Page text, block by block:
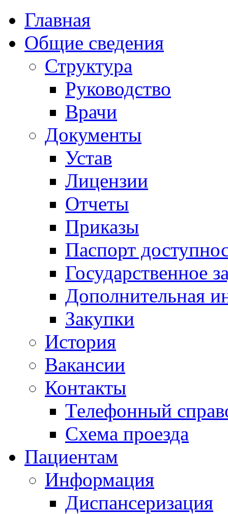
Главная
Общие сведения
Структура
Руководство
Врачи
Документы
Устав
Лицензии
Отчеты
Приказы
Паспорт
Государственное
Дополнительная
Закупки
История
Вакансии
Контакты
Телефонный
Схема проезда
Пациентам
Информация
Диспансеризация